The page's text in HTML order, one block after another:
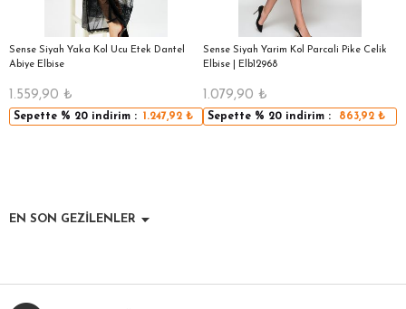
Sense Siyah Yaka Kol Ucu Etek Dantel
Abiye Elbise
1.559,90 ₺
Sepette % 20 indirim : 1.247,92₺
Sense Siyah Yarim Kol Parcali Pike Celik
Elbise | Elb12968
1.079,90 ₺
Sepette % 20 indirim : 863,92₺
EN SON GEZİLENLER